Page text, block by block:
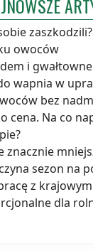
owoców
i
wapnia w
bez
cena. Na co
znacznie
sezon na
z
dla